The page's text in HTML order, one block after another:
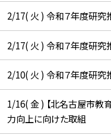
2/17( 火 ) 令和７年度研
2/17( 火 ) 令和７年度研
2/10( 火 ) 令和７年度研
1/16( 金 ) 【北名古屋市教
力向上に向けた取組